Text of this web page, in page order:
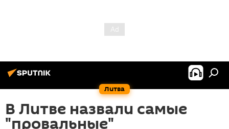
Литва
В Литве назвали самые
"провальные"